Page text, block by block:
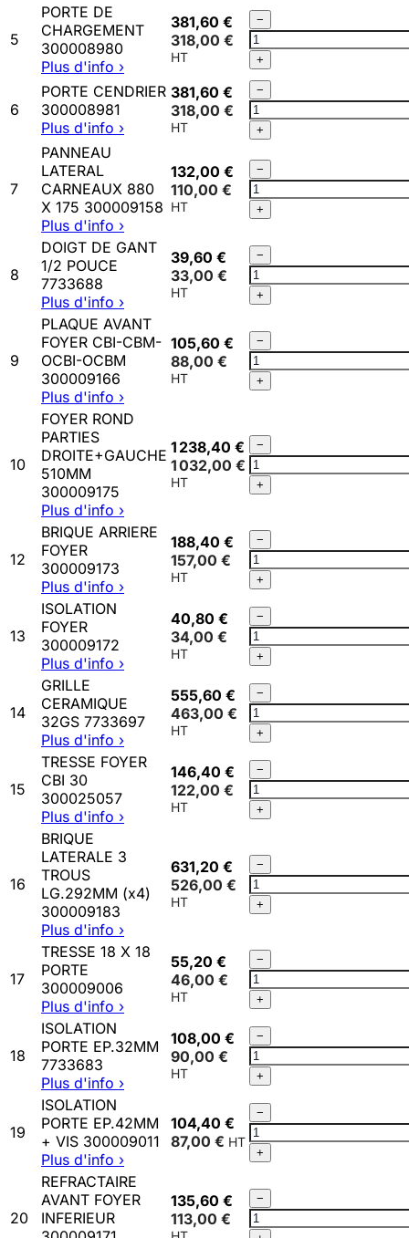
5
PORTE DE
CHARGEMENT
300008980
Plus d'info ›
381,60 €
318,00 €
− Qté
PORTE
DE
CHARGEMENT
+
6
PORTE CENDRIER
300008981
Plus d'info ›
381,60 €
318,00 €
− Qté
PORTE
CENDRIER
300008981
+
7
PANNEAU
LATERAL
CARNEAUX 880
X 175 300009158
Plus d'info ›
132,00 €
110,00 €
− Qté
PANNEAU
LATERAL
CARNEAUX
X
+
8
DOIGT DE GANT
1/2 POUCE
7733688
Plus d'info ›
39,60 €
33,00 €
− Qté
DOIGT
DE
GANT
POUCE
+
9
PLAQUE AVANT
FOYER CBI-CBM-
OCBI-OCBM
300009166
Plus d'info ›
105,60 €
88,00 €
− Qté
PLAQUE
AVANT
FOYER
OCBI-
+
10
FOYER ROND
PARTIES
DROITE+GAUCHE
510MM
300009175
Plus d'info ›
1 238,40 €
1 032,00 €
− Qté
FOYER
ROND
PARTIES
510MM
300009175
+
12
BRIQUE ARRIERE
FOYER
300009173
Plus d'info ›
188,40 €
157,00 €
− Qté
BRIQUE
ARRIERE
FOYER
300009173
+
13
ISOLATION
FOYER
300009172
Plus d'info ›
40,80 €
34,00 €
− Qté
ISOLATION
FOYER
300009172
+
14
GRILLE
CERAMIQUE
32GS 7733697
Plus d'info ›
555,60 €
463,00 €
− Qté
GRILLE
CERAMIQUE
32GS
7733697
+
15
TRESSE FOYER
CBI 30
300025057
Plus d'info ›
146,40 €
122,00 €
− Qté
TRESSE
FOYER
CBI
300025057
+
16
BRIQUE
LATERALE 3
TROUS
LG.292MM (x4)
300009183
Plus d'info ›
631,20 €
526,00 €
− Qté
BRIQUE
LATERALE
3
LG.292MM
(x4)
300009183
+
17
TRESSE 18 X 18
PORTE
300009006
Plus d'info ›
55,20 €
46,00 €
− Qté
TRESSE
18
X
18
PORTE
300009006
+
18
ISOLATION
PORTE EP.32MM
7733683
Plus d'info ›
108,00 €
90,00 €
− Qté
ISOLATION
PORTE
EP.32MM
7733683
+
19
ISOLATION
PORTE EP.42MM
+ VIS 300009011
Plus d'info ›
104,40 €
87,00 €
− Qté
ISOLATION
PORTE
EP.42MM
VIS
+
20
REFRACTAIRE
AVANT FOYER
INFERIEUR
135,60 €
113,00 €
− Qté
REFRACTAIRE
AVANT